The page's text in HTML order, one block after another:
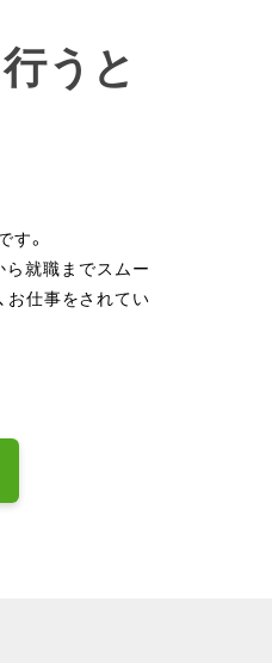
うと
す。
就職までスムー
お仕事をされてい